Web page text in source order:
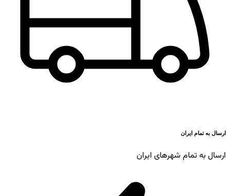
ارسال به تمام ایران
ارسال به تمام شهرهای ایران